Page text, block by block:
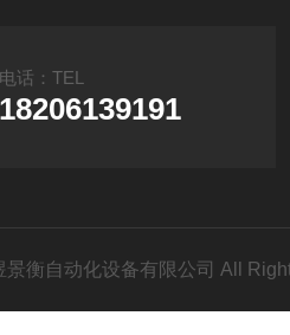
电话：TEL
18206139191
景衡自动化设备有限公司 All